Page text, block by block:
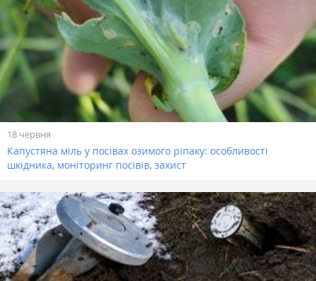
18 червня
Капустяна міль у посівах озимого ріпаку: особливості
шкідника, моніторинг посівів, захист